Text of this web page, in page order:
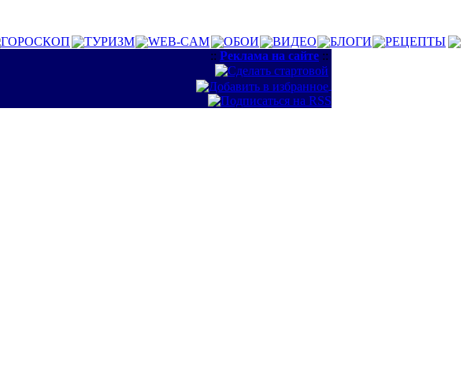
ГОРОСКОП ТУРИЗМ WEB-CAM ОБОИ ВИДЕО БЛОГИ
РЕЦЕПТЫ
:: Реклама на сайте ::